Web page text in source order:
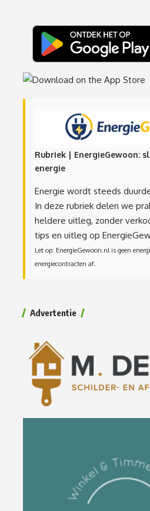
Rubriek | EnergieGewoon:
energie
Energie wordt steeds
In deze rubriek delen we
heldere uitleg, zonder
tips en uitleg op
Let op: EnergieGewoon.nl is geen
energiecontracten af.
Advertentie